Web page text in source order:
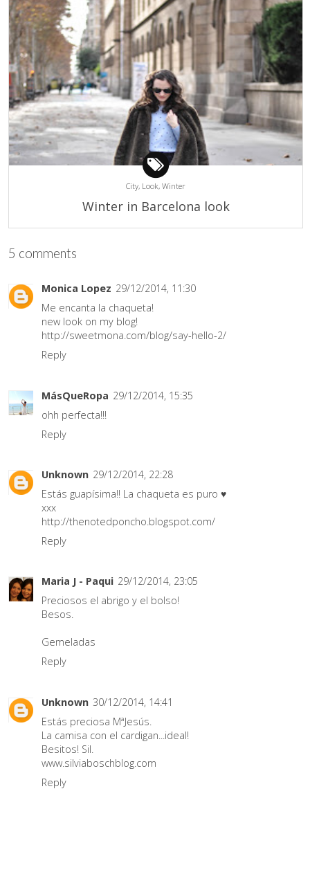
City, Look, Winter
Winter in Barcelona look
5 comments
Monica Lopez 29/12/2014, 11:30
Me encanta la chaqueta!
new look on my blog!
http://sweetmona.com/blog/say-hello-2/
Reply
MásQueRopa 29/12/2014, 15:35
ohh perfecta!!!
Reply
Unknown 29/12/2014, 22:28
Estás guapísima!! La chaqueta es puro ♥
xxx
http://thenotedponcho.blogspot.com/
Reply
Maria J - Paqui 29/12/2014, 23:05
Preciosos el abrigo y el bolso!
Besos.
Gemeladas
Reply
Unknown 30/12/2014, 14:41
Estás preciosa MªJesús.
La camisa con el cardigan...ideal!
Besitos! Sil.
www.silviaboschblog.com
Reply